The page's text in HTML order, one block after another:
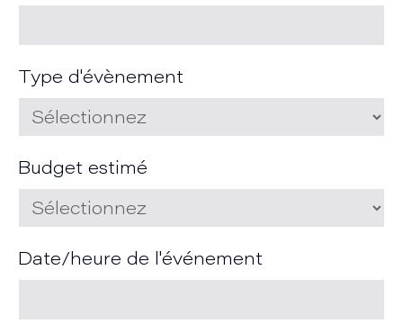
Type d'évènement
Budget estimé
Date/heure de l'événement